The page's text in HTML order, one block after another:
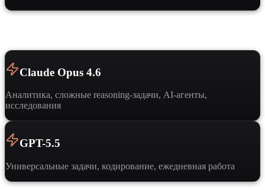
Claude Opus 4.6
Аналитика, сложные reasoning-задачи, AI-агенты,
исследования
GPT-5.5
Универсальные задачи, кодирование, ежедневная работа